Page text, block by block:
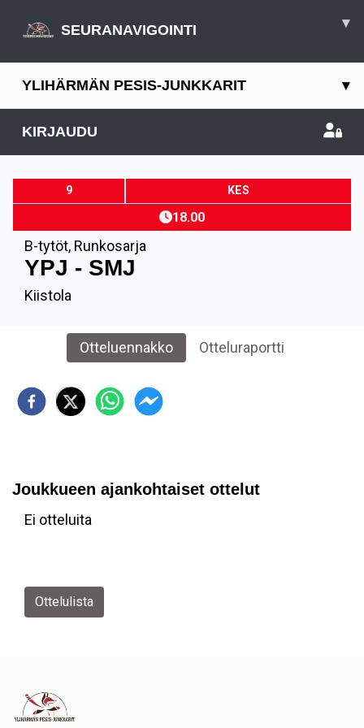
SEURANAVIGOINTI ▾
YLIHÄRMÄN PESIS-JUNKKARIT ▾
KIRJAUDU
9 KES
18.00
B-tytöt, Runkosarja
YPJ - SMJ
Kiistola
Otteluennakko Otteluraportti
Joukkueen ajankohtaiset ottelut
Ei otteluita
Ottelulista